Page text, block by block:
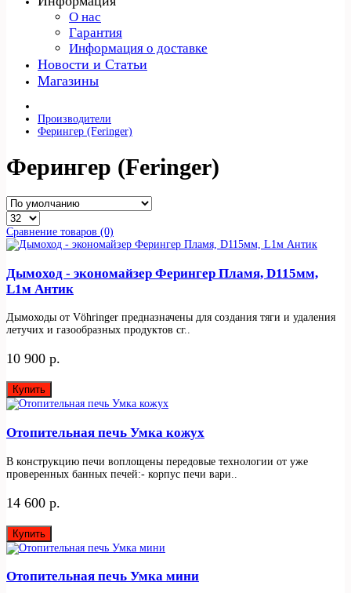
О нас
Гарантия
Информация о доставке
Новости и Статьи
Магазины
Производители
Ферингер (Feringer)
Ферингер (Feringer)
Сравнение товаров (0)
Дымоход - экономайзер Ферингер Пламя, D115мм,
L1м Антик
Дымоходы от Vöhringer предназначены для создания тяги и удаления
летучих и газообразных продуктов сг..
10 900 р.
Купить
Отопительная печь Умка кожух
В конструкцию печи воплощены передовые технологии от уже
проверенных банных печей:- корпус печи вари..
14 600 р.
Купить
Отопительная печь Умка мини